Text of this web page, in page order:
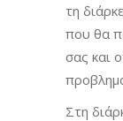
τη
που θα
σας και
Στη